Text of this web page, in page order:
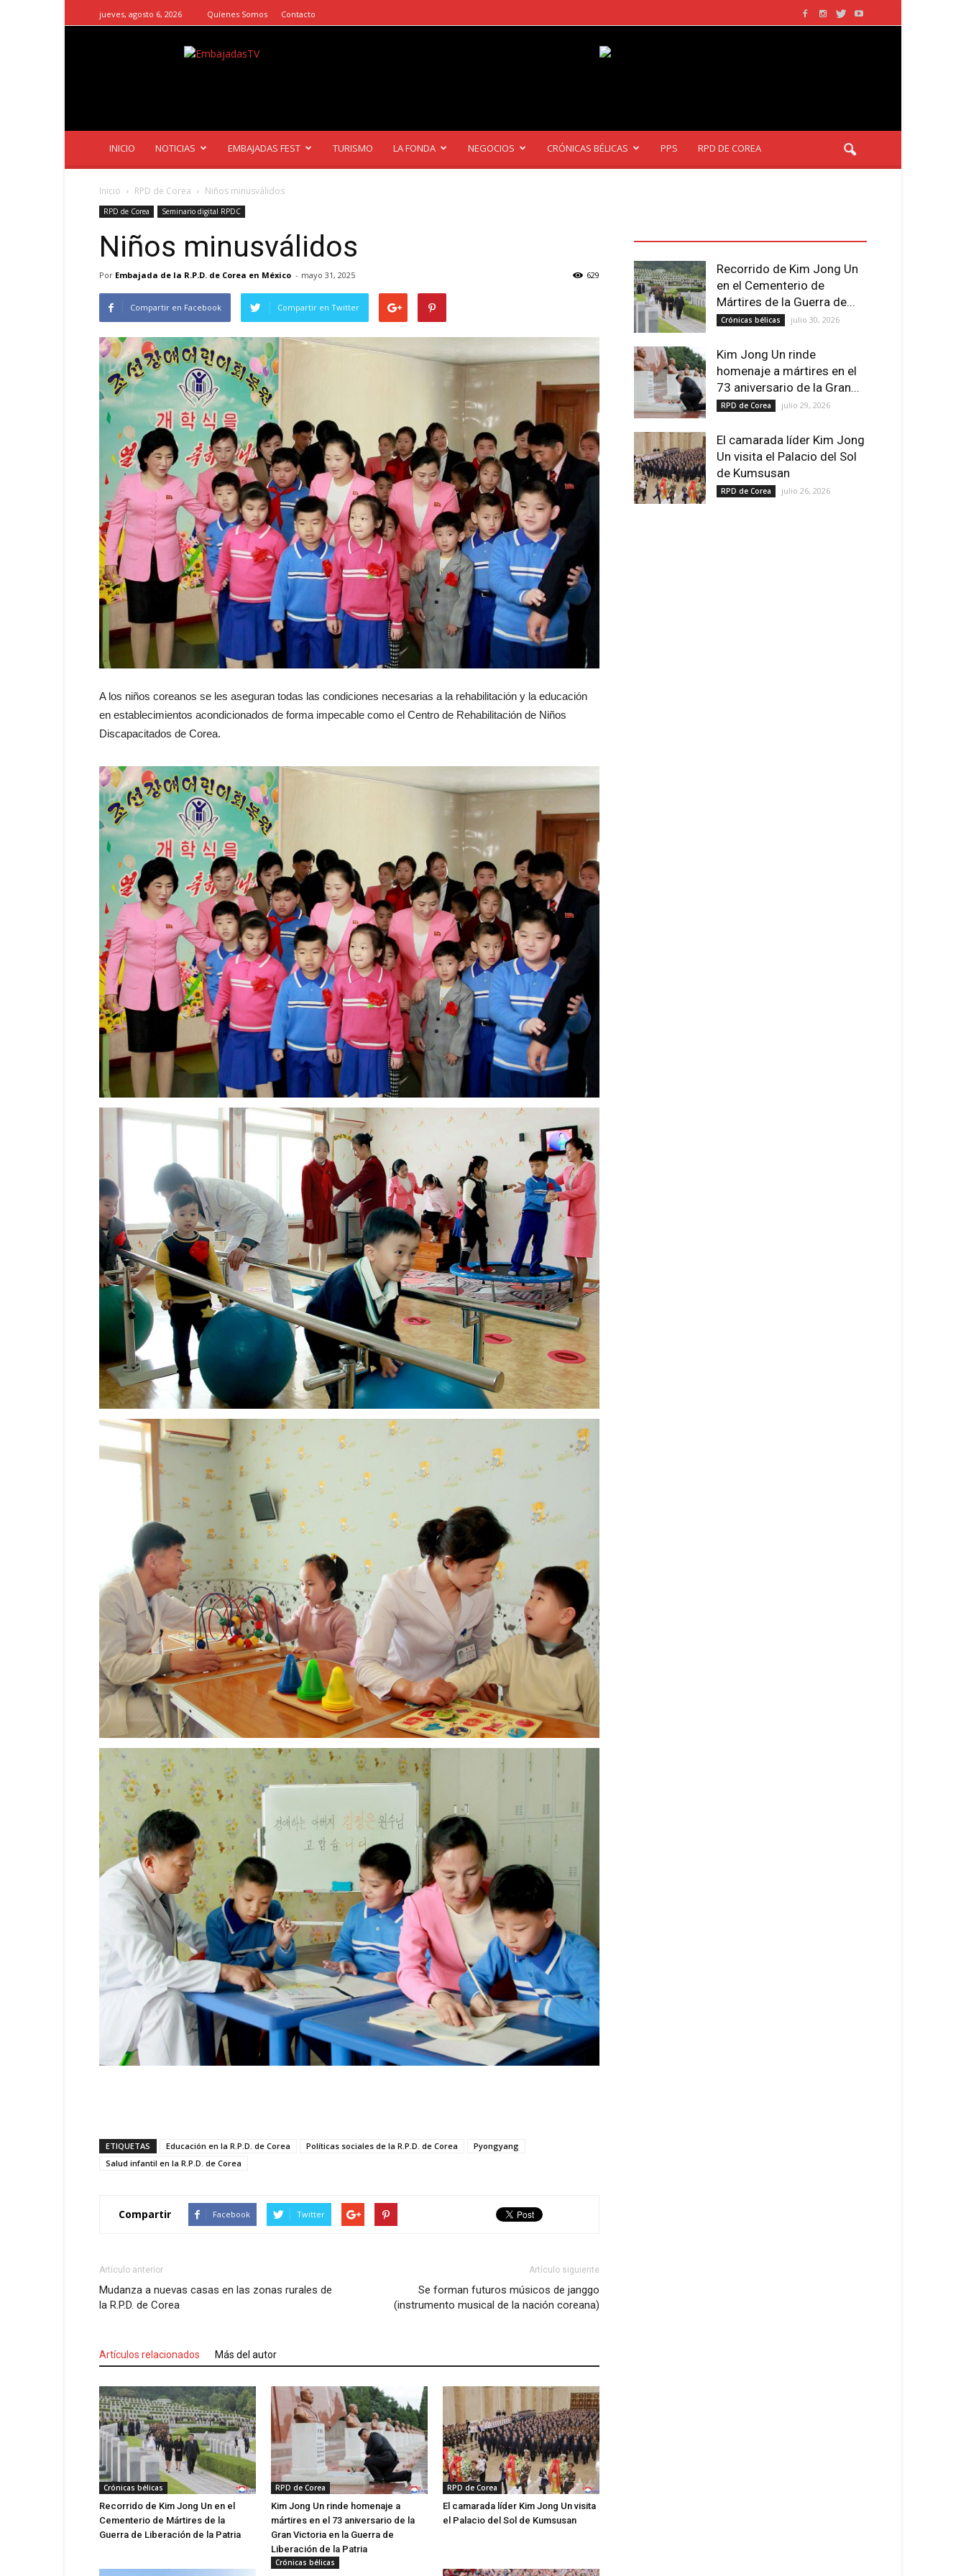
jueves, agosto 6, 2026 Quíenes Somos Contacto
EmbajadasTV
INICIO NOTICIAS EMBAJADAS FEST TURISMO LA FONDA NEGOCIOS CRÓNICAS BÉLICAS PPS RPD DE COREA
Inicio RPD de Corea Niños minusválidos
RPD de Corea Seminario digital RPDC
Niños minusválidos
Por Embajada de la R.P.D. de Corea en México - mayo 31, 2025 629
Compartir en Facebook Compartir en Twitter
A los niños coreanos se les aseguran todas las condiciones necesarias a la rehabilitación y la educación
en establecimientos acondicionados de forma impecable como el Centro de Rehabilitación de Niños
Discapacitados de Corea.
ETIQUETAS Educación en la R.P.D. de Corea Políticas sociales de la R.P.D. de Corea
Pyongyang
Salud infantil en la R.P.D. de Corea
Compartir Facebook Twitter
Artículo anterior
Mudanza a nuevas casas en las zonas rurales de
la R.P.D. de Corea
Artículo siguiente
Se forman futuros músicos de janggo
(instrumento musical de la nación coreana)
Artículos relacionados Más del autor
Crónicas bélicas
Recorrido de Kim Jong Un en el
Cementerio de Mártires de la
Guerra de Liberación de la Patria
RPD de Corea
Kim Jong Un rinde homenaje a
mártires en el 73 aniversario de la
Gran Victoria en la Guerra de
Liberación de la Patria
RPD de Corea
El camarada líder Kim Jong Un visita
el Palacio del Sol de Kumsusan
Crónicas bélicas
Recorrido de Kim Jong Un
en el Cementerio de
Mártires de la Guerra de...
Crónicas bélicas julio 30, 2026
Kim Jong Un rinde
homenaje a mártires en el
73 aniversario de la Gran...
RPD de Corea julio 29, 2026
El camarada líder Kim Jong
Un visita el Palacio del Sol
de Kumsusan
RPD de Corea julio 26, 2026